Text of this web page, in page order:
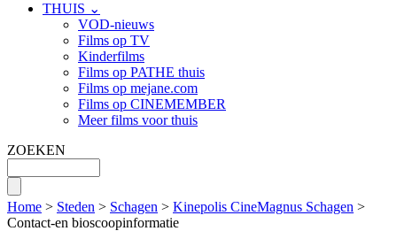
THUIS ⌄
VOD-nieuws
Films op TV
Kinderfilms
Films op PATHE thuis
Films op mejane.com
Films op CINEMEMBER
Meer films voor thuis
ZOEKEN
Home > Steden > Schagen > Kinepolis CineMagnus Schagen >
Contact-en bioscoopinformatie